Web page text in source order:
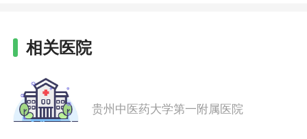
相关医院
贵州中医药大学第一附属医院